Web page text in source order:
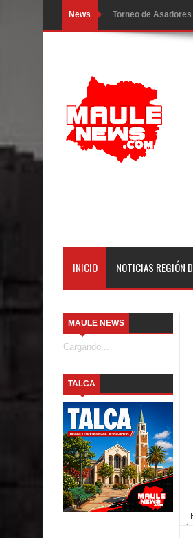
News Torneo de
Alerta por
Departamento
virus respiratorios
Empedrado
Alta positividad en
Mario Meza
emergencia.
Talca
Diputado Jorge
impacto ambiental
INDAP entregó
INICIO NOTICIAS REGIÓN
MAULE NEWS
Cargando...
TALCA